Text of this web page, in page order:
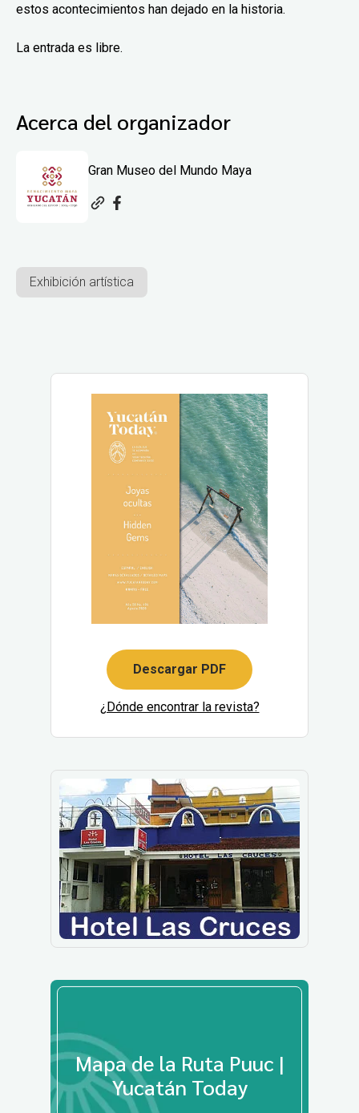
estos acontecimientos han dejado en la historia.
La entrada es libre.
Acerca del organizador
Gran Museo del Mundo Maya
Exhibición artística
Descargar PDF
¿Dónde encontrar la revista?
Mapa de la Ruta Puuc |
Yucatán Today